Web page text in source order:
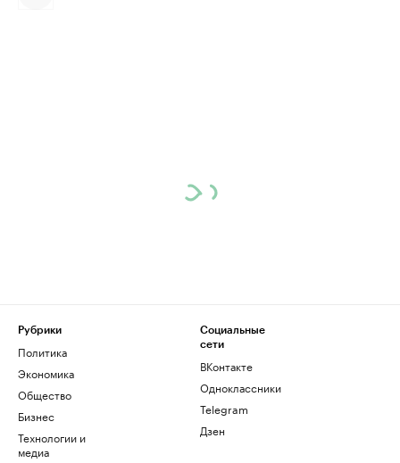
Рубрики
Политика
Экономика
Общество
Бизнес
Технологии и
медиа
Социальные
сети
ВКонтакте
Одноклассники
Telegram
Дзен